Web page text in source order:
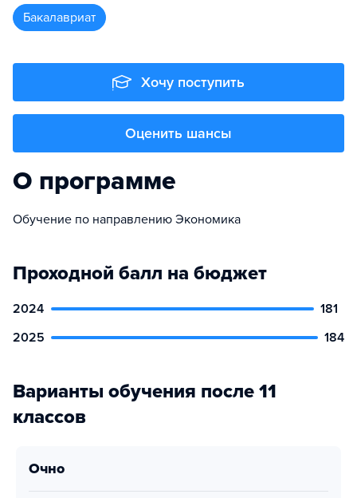
бакалавриат
Хочу поступить
Оценить шансы
О программе
Обучение по направлению Экономика
Проходной балл на бюджет
2024
181
2025
184
Варианты обучения после 11
классов
очно